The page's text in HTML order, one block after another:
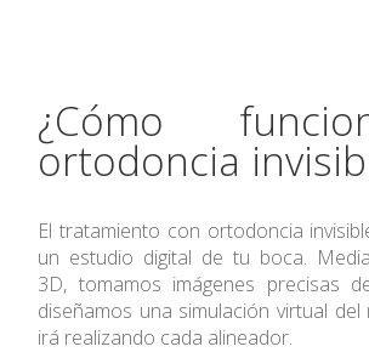
¿Cómo
ortodoncia
El tratamiento con ortodoncia
un estudio digital de tu boca.
3D, tomamos imágenes precisas
diseñamos una simulación virtual del
irá realizando cada alineador.